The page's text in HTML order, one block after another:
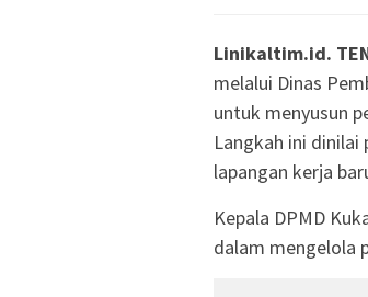
Linikaltim.id.
melalui Dinas
untuk menyusun
Langkah ini
lapangan kerja
Kepala DPMD
dalam mengelola